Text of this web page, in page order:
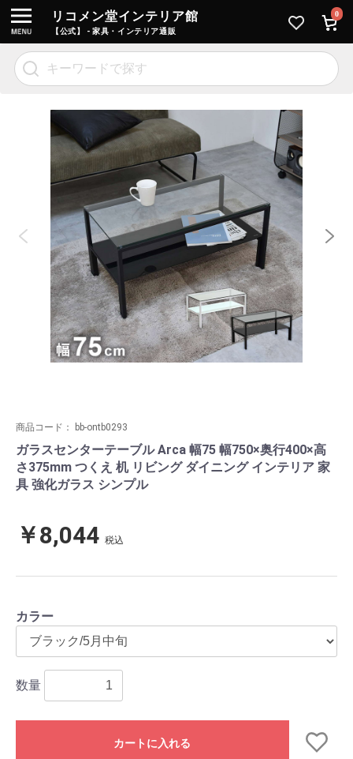
リコメン堂インテリア館
【公式】 - 家具・インテリア通販
0
商品コード： bb-ontb0293
ガラスセンターテーブル Arca 幅75 幅750×奥行400×高
さ375mm つくえ 机 リビング ダイニング インテリア 家
具 強化ガラス シンプル
￥8,044 税込
カラー
数量
カートに入れる